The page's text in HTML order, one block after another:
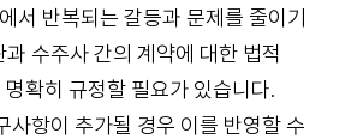
서 반복되는 갈등과 문제를 줄이기
수주사 간의 계약에 대한 법적
확히 규정할 필요가 있습니다.
사항이 추가될 경우 이를 반영할 수